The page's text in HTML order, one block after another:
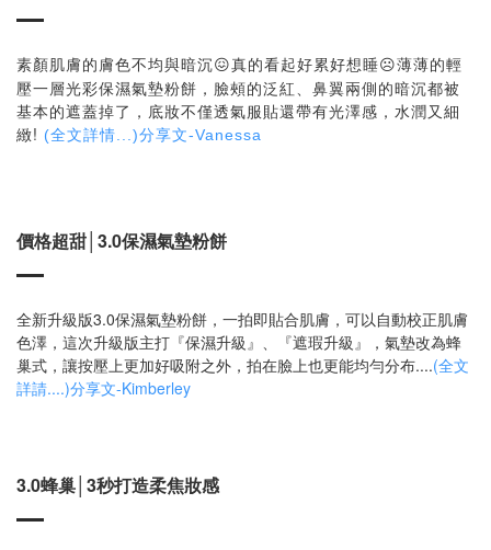
素顏肌膚的膚色不均與暗沉😖真的看起好累好想睡☹️薄薄的輕
壓一層光彩保濕氣墊粉餅，臉頰的泛紅、鼻翼兩側的暗沉都被
基本的遮蓋掉了，底妝不僅透氣服貼還帶有光澤感，水潤又細
緻! (全文詳情...)分享文-Vanessa
價格超甜│3.0保濕氣墊粉餅
全新升級版3.0保濕氣墊粉餅，一拍即貼合肌膚，可以自動校正肌膚
色澤，這次升級版主打『保濕升級』、『遮瑕升級』，氣墊改為蜂
巢式，讓按壓上更加好吸附之外，拍在臉上也更能均勻分布....(全文
詳請....)分享文-Kimberley
3.0蜂巢│3秒打造柔焦妝感